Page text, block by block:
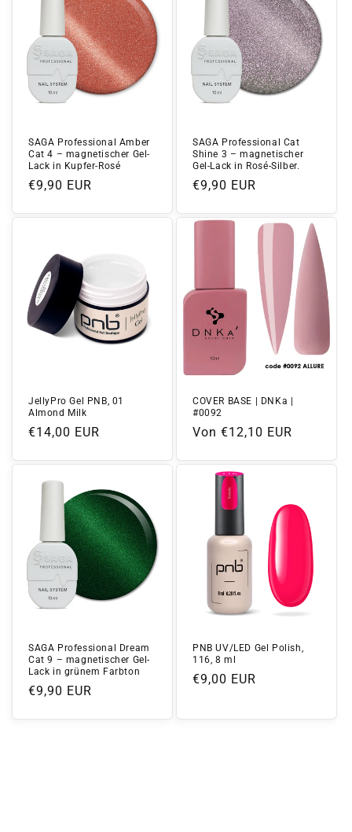
SAGA Professional Amber
Cat 4 – magnetischer Gel-
Lack in Kupfer-Rosé
Normaler
€9,90 EUR
SAGA Professional Cat
Shine 3 – magnetischer
Gel-Lack in Rosé-Silber.
Normaler
€9,90 EUR
JellyPro Gel PNB, 01
Almond Milk
Normaler
€14,00 EUR
COVER BASE | DNKa |
#0092
Normaler
Von €12,10 EUR
SAGA Professional Dream
Cat 9 – magnetischer Gel-
Lack in grünem Farbton
Normaler
€9,90 EUR
PNB UV/LED Gel Polish,
116, 8 ml
Normaler
€9,00 EUR